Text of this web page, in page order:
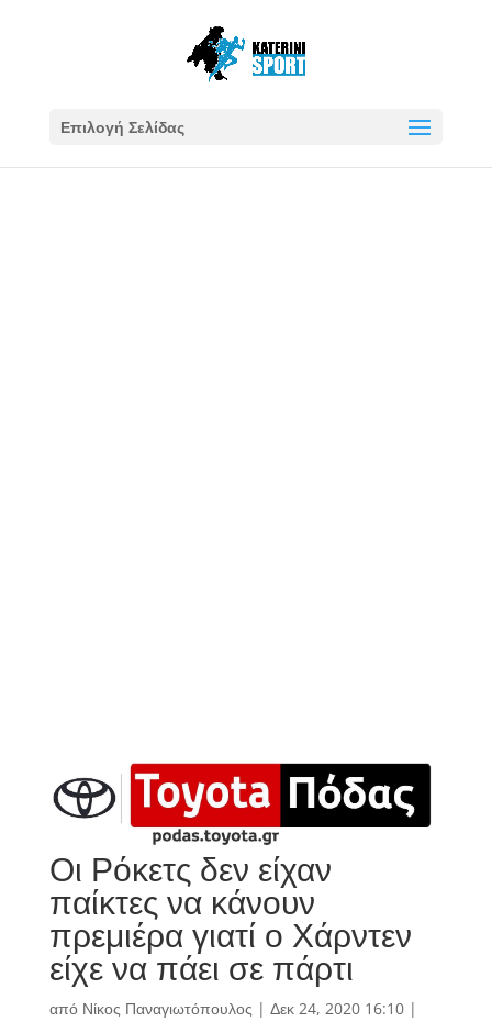
Επιλογή Σελίδας
Οι Ρόκετς δεν είχαν
παίκτες να κάνουν
πρεμιέρα γιατί ο Χάρντεν
είχε να πάει σε πάρτι
από Νίκος Παναγιωτόπουλος | Δεκ 24, 2020 16:10|